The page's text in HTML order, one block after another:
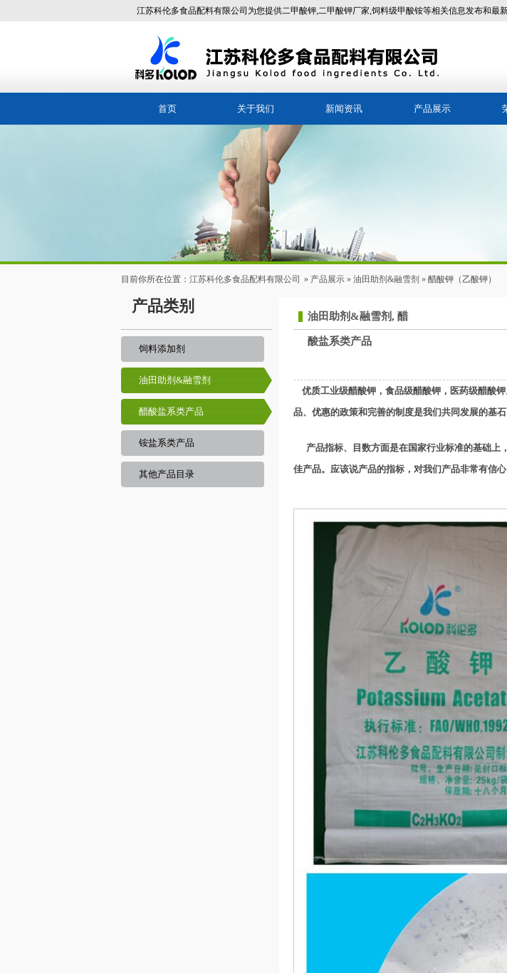
江苏科伦多食品配料有限公司为您提供二甲酸钾,二甲酸钾厂家,饲料级甲酸铵等相关信息发布和最
首页 关于我们
董事长致辞
企业文化
企业环境
荣誉资质
新闻资讯 产品展示
目前你所在位置： 江苏科伦多食品配料有限公司 » 产品展示 » 油田助剂&融雪剂 » 醋酸钾（乙酸钾）
产品类别
饲料添加剂
油田助剂&融雪剂
醋酸盐系类产品
铵盐系类产品
其他产品目录
油田助剂&融雪剂, 醋
酸盐系类产品
优质工业级醋酸钾，食品级醋酸钾，医药级醋酸钾
品、优惠的政策和完善的制度是我们共同发展的基
产品指标、目数方面是在国家行业标准的基础上
佳产品。应该说产品的指标，对我们产品非常有信